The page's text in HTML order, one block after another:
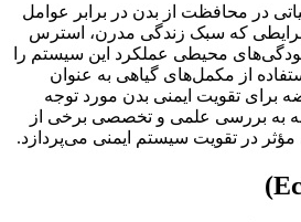
در محافظت از بدن در برابر عوامل
شرایطی که سبک زندگی مدرن، استرس
محیطی عملکرد این سیستم را
از مکمل‌های گیاهی به عنوان
برای تقویت ایمنی بدن مورد توجه
به بررسی علمی و تخصصی برخی از
در تقویت سیستم ایمنی می‌پردازد.